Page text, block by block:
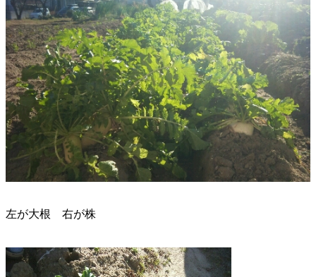
左が大根 右が株